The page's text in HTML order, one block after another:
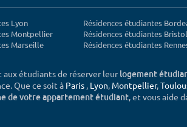
Lyon
Montpellier
Marseille
Résidences étudiantes
Résidences étudiantes Bristol
Résidences étudiantes
étudiants de réserver leurlogement
Que ce soit à Paris , Lyon, Montpellier,
de votre appartement étudiant, et vous aide